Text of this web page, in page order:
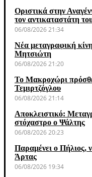
Οριστικά στην
τον αντικαταστάτη
06/08/2026 21:34
Νέα μεταγραφική
Μητσιώτη
06/08/2026 21:20
Το Μακροχώρι
Τεμιρτζόγλου
06/08/2026 21:14
Αποκλειστικό:
στόχαστρο ο Ψάλτης
06/08/2026 20:23
Παραμένει ο Πήλιος,
Άρτας
06/08/2026 19:34